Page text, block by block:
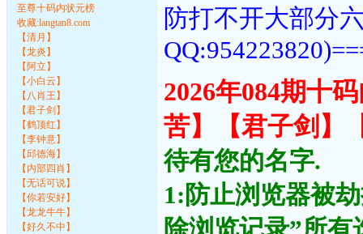
至尊十码内状元榜
收藏:langtan8.com
【清月】
【龙炎】
【阿立】
【小白云】
【八肖王】
【君子剑】
【鹤顶红】
【李钟意】
【邱德海】
【内部四肖】
【无话可说】
【你若安好】
【龙龙牛牛】
【好久不中】
防打不开大部分
2026年084期十
苦】【君子剑】
待有您的名字.
1:防止浏览器被